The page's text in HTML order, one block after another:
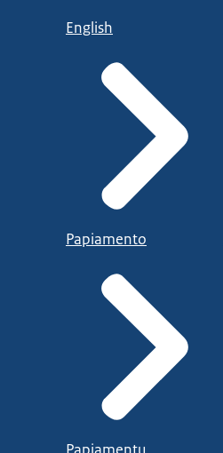
English
Papiamento